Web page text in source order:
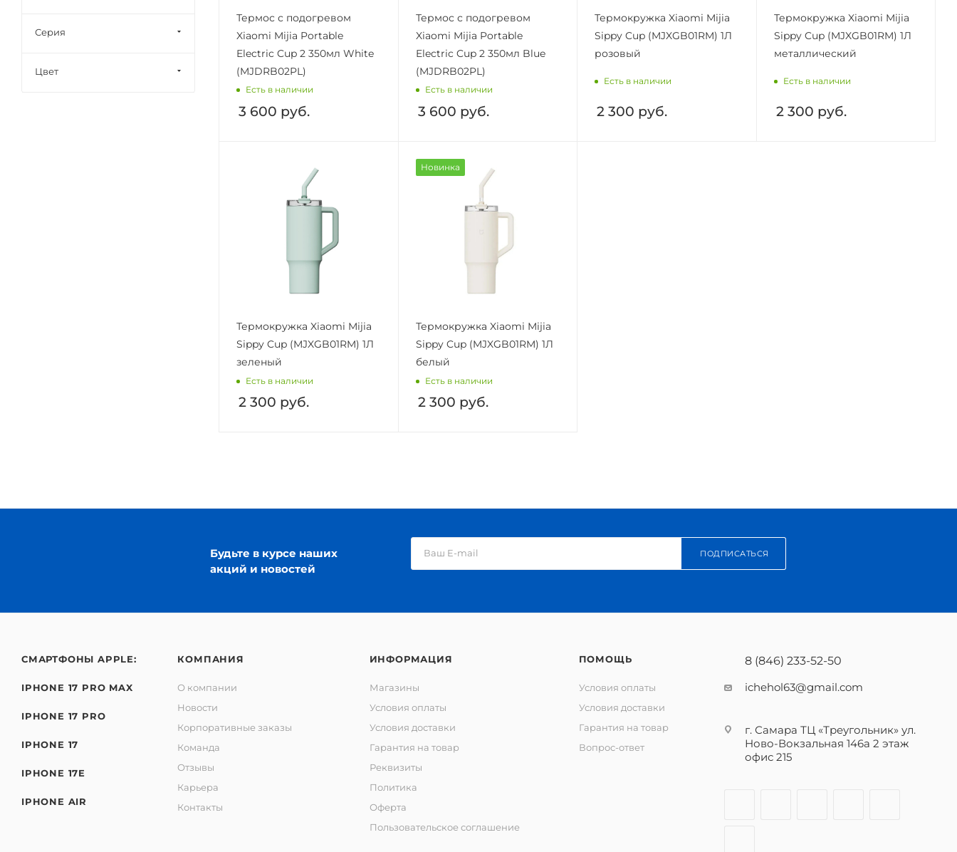
Термос с подогревом
Xiaomi Mijia Portable
Electric Cup 2 350мл White
(MJDRB02PL)
Есть в наличии
3 600 руб.
Термос с подогревом
Xiaomi Mijia Portable
Electric Cup 2 350мл Blue
(MJDRB02PL)
Есть в наличии
3 600 руб.
Термокружка Xiaomi Mijia
Sippy Cup (MJXGB01RM) 1Л
розовый
Есть в наличии
2 300 руб.
Термокружка Xiaomi Mijia
Sippy Cup (MJXGB01RM) 1Л
металлический
Есть в наличии
2 300 руб.
Термокружка Xiaomi Mijia
Sippy Cup (MJXGB01RM) 1Л
зеленый
Есть в наличии
2 300 руб.
Новинка
Термокружка Xiaomi Mijia
Sippy Cup (MJXGB01RM) 1Л
белый
Есть в наличии
2 300 руб.
Серия
Цвет
Будьте в курсе наших
акций и новостей
ПОДПИСАТЬСЯ
СМАРТФОНЫ APPLE:
IPHONE 17 PRO MAX
IPHONE 17 PRO
IPHONE 17
IPHONE 17E
IPHONE AIR
КОМПАНИЯ
О компании
Новости
Корпоративные заказы
Команда
Отзывы
Карьера
Контакты
ИНФОРМАЦИЯ
Магазины
Условия оплаты
Условия доставки
Гарантия на товар
Реквизиты
Политика
Оферта
Пользовательское соглашение
ПОМОЩЬ
Условия оплаты
Условия доставки
Гарантия на товар
Вопрос-ответ
8 (846) 233-52-50
ichehol63@gmail.com
г. Самара ТЦ «Треугольник» ул.
Ново-Вокзальная 146а 2 этаж
офис 215